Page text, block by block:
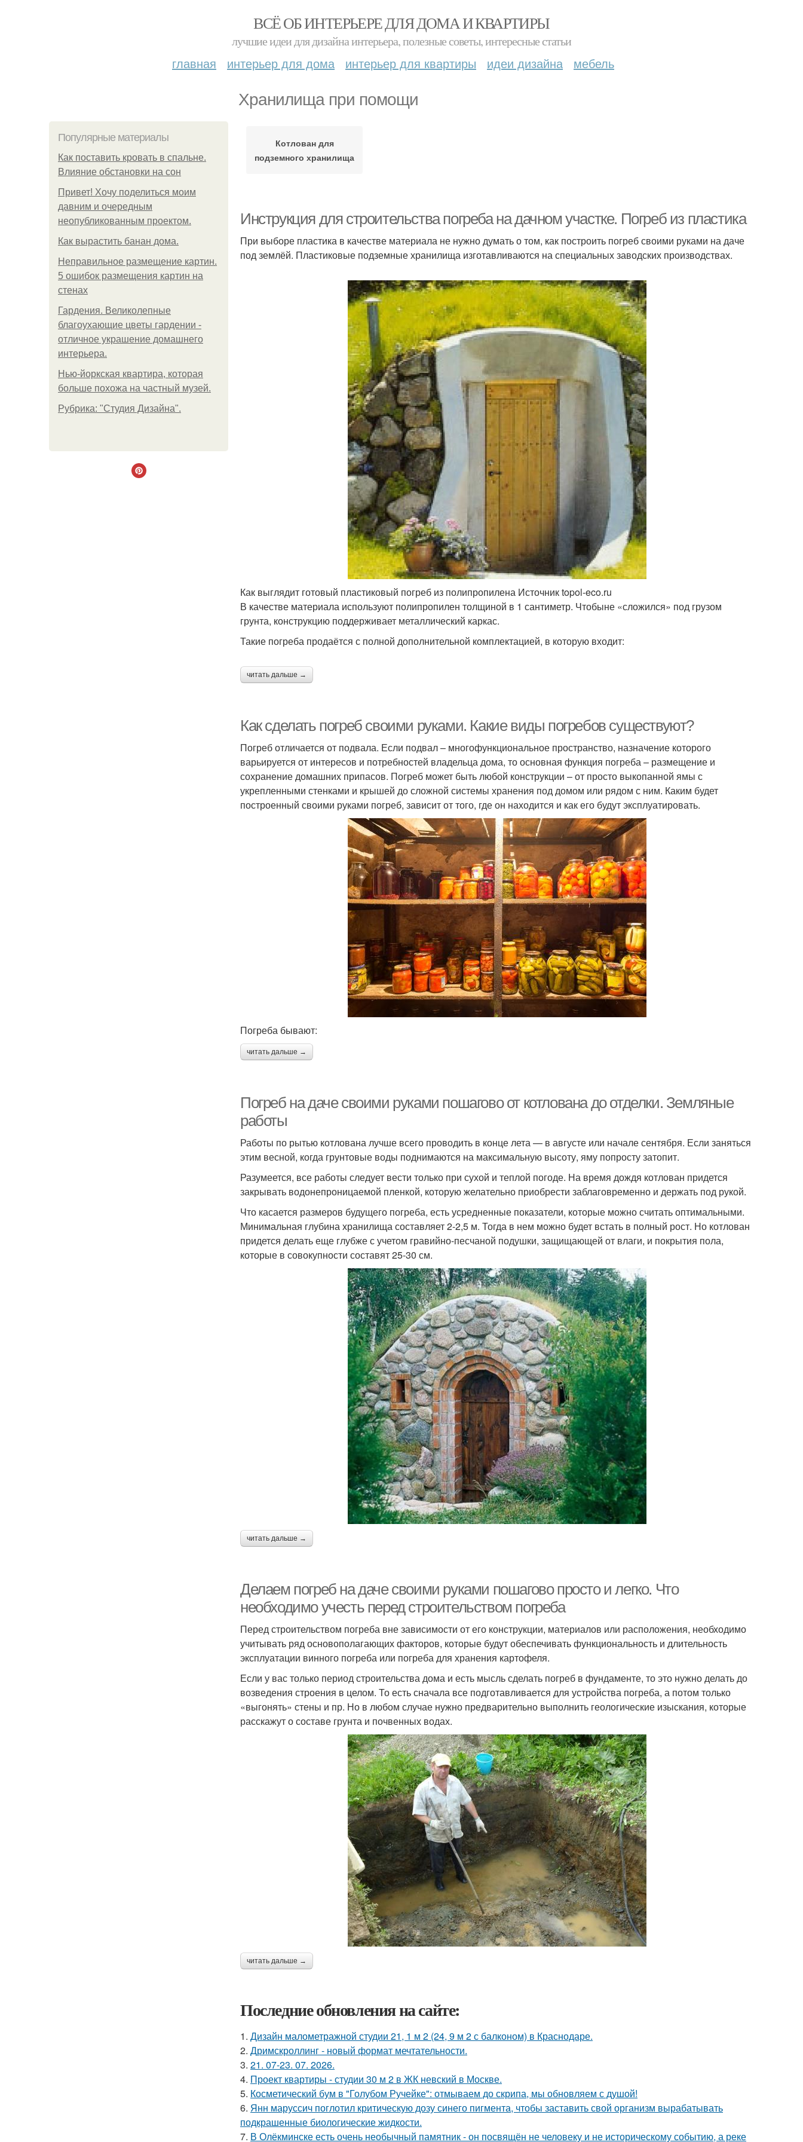
ВСЁ ОБ ИНТЕРЬЕРЕ ДЛЯ ДОМА И КВАРТИРЫ
лучшие идеи для дизайна интерьера, полезные советы, интересные статьи
главная интерьер для дома интерьер для квартиры идеи дизайна мебель
Хранилища при помощи
Популярные материалы
Как поставить кровать в спальне.
Влияние обстановки на сон
Привет! Хочу поделиться моим
давним и очередным
неопубликованным проектом.
Как вырастить банан дома.
Неправильное размещение картин.
5 ошибок размещения картин на
стенах
Гардения. Великолепные
благоухающие цветы гардении -
отличное украшение домашнего
интерьера.
Нью-йоркская квартира, которая
больше похожа на частный музей.
Рубрика: "Студия Дизайна".
Котлован для
подземного хранилища
Инструкция для строительства погреба на дачном участке. Погреб из пластика
При выборе пластика в качестве материала не нужно думать о том, как построить погреб своими руками на даче
под землёй. Пластиковые подземные хранилища изготавливаются на специальных заводских производствах.
Как выглядит готовый пластиковый погреб из полипропилена Источник topol-eco.ru
В качестве материала используют полипропилен толщиной в 1 сантиметр. Чтобыне «сложился» под грузом
грунта, конструкцию поддерживает металлический каркас.
Такие погреба продаётся с полной дополнительной комплектацией, в которую входит:
читать дальше →
Как сделать погреб своими руками. Какие виды погребов существуют?
Погреб отличается от подвала. Если подвал – многофункциональное пространство, назначение которого
варьируется от интересов и потребностей владельца дома, то основная функция погреба – размещение и
сохранение домашних припасов. Погреб может быть любой конструкции – от просто выкопанной ямы с
укрепленными стенками и крышей до сложной системы хранения под домом или рядом с ним. Каким будет
построенный своими руками погреб, зависит от того, где он находится и как его будут эксплуатировать.
Погреба бывают:
читать дальше →
Погреб на даче своими руками пошагово от котлована до отделки. Земляные
работы
Работы по рытью котлована лучше всего проводить в конце лета — в августе или начале сентября. Если заняться
этим весной, когда грунтовые воды поднимаются на максимальную высоту, яму попросту затопит.
Разумеется, все работы следует вести только при сухой и теплой погоде. На время дождя котлован придется
закрывать водонепроницаемой пленкой, которую желательно приобрести заблаговременно и держать под рукой.
Что касается размеров будущего погреба, есть усредненные показатели, которые можно считать оптимальными.
Минимальная глубина хранилища составляет 2-2,5 м. Тогда в нем можно будет встать в полный рост. Но котлован
придется делать еще глубже с учетом гравийно-песчаной подушки, защищающей от влаги, и покрытия пола,
которые в совокупности составят 25-30 см.
читать дальше →
Делаем погреб на даче своими руками пошагово просто и легко. Что
необходимо учесть перед строительством погреба
Перед строительством погреба вне зависимости от его конструкции, материалов или расположения, необходимо
учитывать ряд основополагающих факторов, которые будут обеспечивать функциональность и длительность
эксплуатации винного погреба или погреба для хранения картофеля.
Если у вас только период строительства дома и есть мысль сделать погреб в фундаменте, то это нужно делать до
возведения строения в целом. То есть сначала все подготавливается для устройства погреба, а потом только
«выгонять» стены и пр. Но в любом случае нужно предварительно выполнить геологические изыскания, которые
расскажут о составе грунта и почвенных водах.
читать дальше →
Последние обновления на сайте:
1. Дизайн малометражной студии 21, 1 м 2 (24, 9 м 2 с балконом) в Краснодаре.
2. Дримскроллинг - новый формат мечтательности.
3. 21. 07-23. 07. 2026.
4. Проект квартиры - студии 30 м 2 в ЖК невский в Москве.
5. Косметический бум в "Голубом Ручейке": отмываем до скрипа, мы обновляем с душой!
6. Янн маруссич поглотил критическую дозу синего пигмента, чтобы заставить свой организм вырабатывать
подкрашенные биологические жидкости.
7. В Олёкминске есть очень необычный памятник - он посвящён не человеку и не историческому событию, а реке